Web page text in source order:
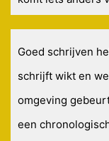
Goed schrijven
schrijft wikt en
omgeving
een